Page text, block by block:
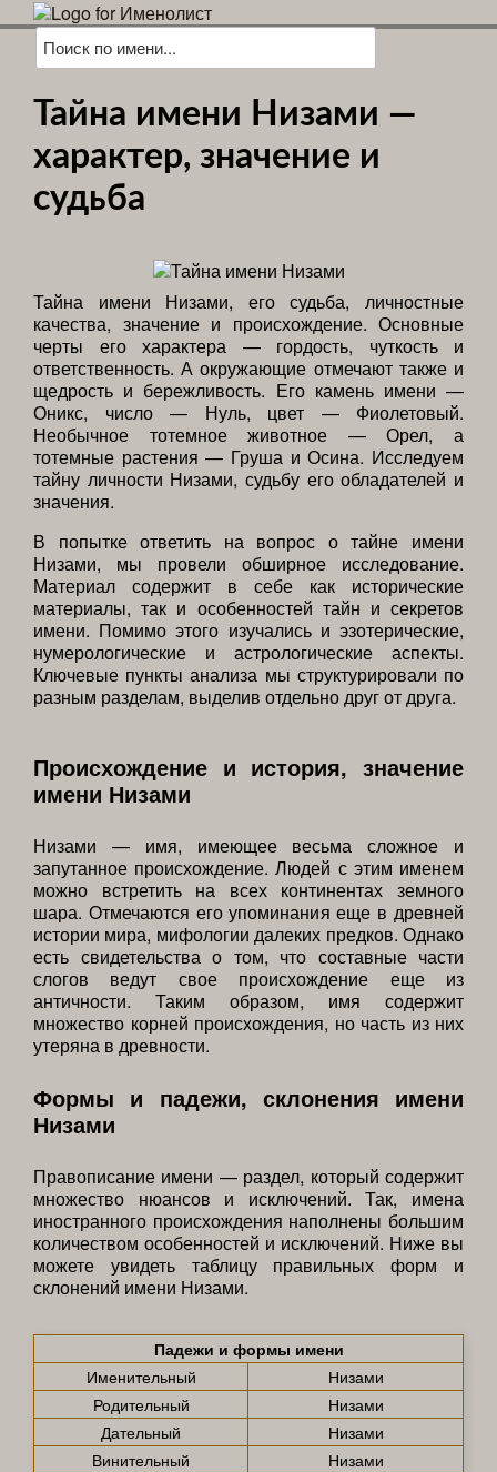
Тайна имени Низами —
характер, значение и
судьба
Тайна имени Низами, его судьба, личностные
качества, значение и происхождение. Основные
черты его характера — гордость, чуткость и
ответственность. А окружающие отмечают также и
щедрость и бережливость. Его камень имени —
Оникс, число — Нуль, цвет — Фиолетовый.
Необычное тотемное животное — Орел, а
тотемные растения — Груша и Осина. Исследуем
тайну личности Низами, судьбу его обладателей и
значения.
В попытке ответить на вопрос о тайне имени
Низами, мы провели обширное исследование.
Материал содержит в себе как исторические
материалы, так и особенностей тайн и секретов
имени. Помимо этого изучались и эзотерические,
нумерологические и астрологические аспекты.
Ключевые пункты анализа мы структурировали по
разным разделам, выделив отдельно друг от друга.
Происхождение и история, значение
имени Низами
Низами — имя, имеющее весьма сложное и
запутанное происхождение. Людей с этим именем
можно встретить на всех континентах земного
шара. Отмечаются его упоминания еще в древней
истории мира, мифологии далеких предков. Однако
есть свидетельства о том, что составные части
слогов ведут свое происхождение еще из
античности. Таким образом, имя содержит
множество корней происхождения, но часть из них
утеряна в древности.
Формы и падежи, склонения имени
Низами
Правописание имени — раздел, который содержит
множество нюансов и исключений. Так, имена
иностранного происхождения наполнены большим
количеством особенностей и исключений. Ниже вы
можете увидеть таблицу правильных форм и
склонений имени Низами.
Падежи и формы имени
Именительный
Низами
Родительный
Низами
Дательный
Низами
Винительный
Низами